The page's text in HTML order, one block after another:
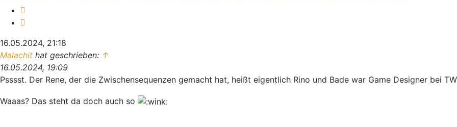
16.05.2024, 21:18
Malachit hat geschrieben: ↑
16.05.2024, 19:09
Psssst. Der Rene, der die Zwischensequenzen gemacht hat, heißt eigentlich Rino und Bade war Game Designer bei
Waaas? Das steht da doch auch so